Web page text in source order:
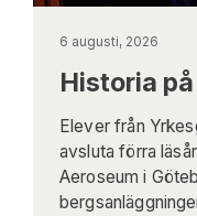
6 augusti, 2026
Historia
Elever från
avsluta förra
Aeroseum i